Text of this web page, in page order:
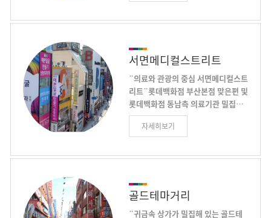
보행중심의 넓은 인도를 조성하여 새
점, 전포카페거리 등 주변에 서면의
많은 유동인구가 몰리는 곳으로 청년
창업 자들의 수공예품과 예술작품을
전시판매하고 부대행사로 거리예술
공연 등 다채로운 문화행사를 실시하
는 아트 프리마켓을 오는 3월 26일(낮
12시 개장)부터 12월까지 매주 토, 일
팀의 청년창업자 등이 부스를 설치해
12시부터 오후6시까지 놀이마루 인
근 120m 구간에서 생활용품, 액세서
리 등 다양한 핸드메이드 제품들을 전
서면메디컬스트리트
¨의료와 관광의 중심 서면메디컬스트
리트¨롯데백화점 부산본점 맞은편 및
롯데백화점 동남측 의료기관 밀집지
역
서면메디컬스트리트는 롯데백화점
부산본점 맞은편(서면교차로~부암역
기관 밀집지역을 말한다. 성형·피부·
보기 힘든 의료기술의 집적지이며 롯
데백화점, 롯데호텔, 면세점, 카지노,
자세히보기
골드테마거리
¨귀금속 상가가 밀집해 있는 골드테